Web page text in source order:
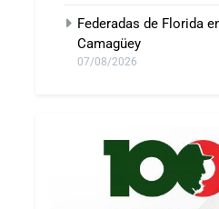
Federadas de Florida
Camagüey
07/08/2026